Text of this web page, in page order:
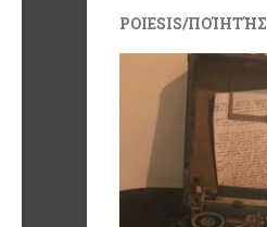
POIESIS/ΠΟΊΗΤΉΣ